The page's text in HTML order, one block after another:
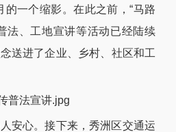
的一个缩影。在此之前，“马路
法、工地宣讲等活动已经陆续
送进了企业、乡村、社区和工
安心。接下来，秀洲区交通运